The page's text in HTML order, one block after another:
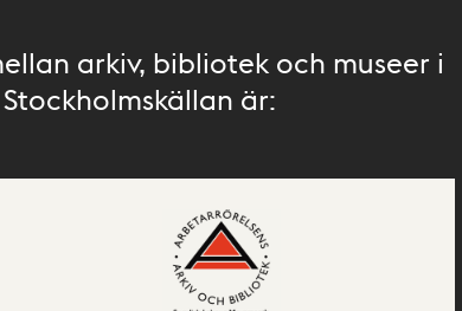
arkiv, bibliotek och museer i
är: